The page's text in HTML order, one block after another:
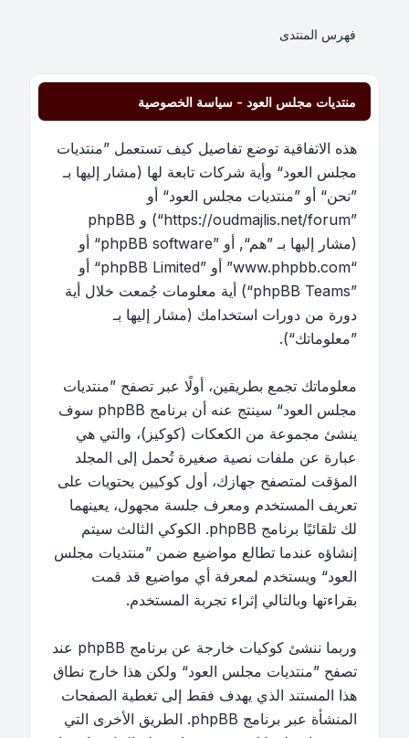
فهرس المنتدى
منتديات مجلس العود - سياسة الخصوصية
هذه الاتفاقية توضع تفاصيل كيف تستعمل ”منتديات
مجلس العود“ وأية شركات تابعة لها (مشار إليها بـ
”نحن“ أو ”منتديات مجلس العود“ أو
”https://oudmajlis.net/forum“) و phpBB
(مشار إليها بـ ”هم“, أو ”phpBB software“ أو
“www.phpbb.com” أو ”phpBB Limited“ أو
”phpBB Teams“) أية معلومات جُمعت خلال أية
دورة من دورات استخدامك (مشار إليها بـ
”معلوماتك“).
معلوماتك تجمع بطريقين، أولًا عبر تصفح ”منتديات
مجلس العود“ سينتج عنه أن برنامج phpBB سوف
ينشئ مجموعة من الكعكات (كوكيز)، والتي هي
عبارة عن ملفات نصية صغيرة تُحمل إلى المجلد
المؤقت لمتصفح جهازك، أول كوكيين يحتويات على
تعريف المستخدم ومعرف جلسة مجهول، يعينهما
لك تلقائيًا برنامج phpBB. الكوكي الثالث سيتم
إنشاؤه عندما تطالع مواضيع ضمن ”منتديات مجلس
العود“ ويستخدم لمعرفة أي مواضيع قد قمت
بقراءتها وبالتالي إثراء تجربة المستخدم.
وربما ننشئ كوكيات خارجة عن برنامج phpBB عند
تصفح ”منتديات مجلس العود“ ولكن هذا خارج نطاق
هذا المستند الذي يهدف فقط إلى تغطية الصفحات
المنشأة عبر برنامج phpBB. الطريق الأخرى التي